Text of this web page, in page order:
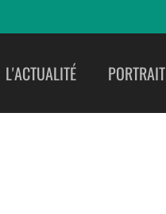
L'ACTUALITÉ PORTRAIT